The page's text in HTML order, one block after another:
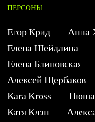
ПЕРСОНЫ
Егор Крид
Анна
Елена Шейдлина
Елена Блиновская
Алексей Щербаков
Kara Kross
Нюша
Катя Клэп